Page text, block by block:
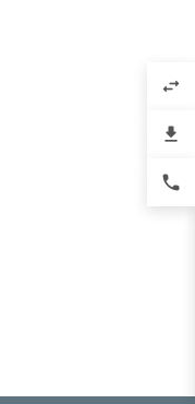
swap_horiz
file_download
phone